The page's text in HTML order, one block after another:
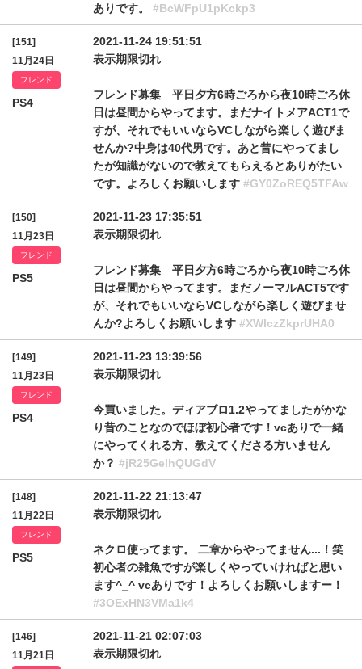
ありです。 #BcWFpU1pKckp3
[151]
11月24日
フレンド
PS4
2021-11-24 19:51:51
表示期限切れ
フレンド募集 平日夕方6時ごろから夜10時ごろ休
日は昼間からやってます。まだナイトメアACT1で
すが、それでもいいならVCしながら楽しく遊びま
せんか?中身は40代男です。あと昔にやってまし
たが知識がないので教えてもらえるとありがたい
です。よろしくお願いします #GY0ZoREQ5TFAw
[150]
11月23日
フレンド
PS5
2021-11-23 17:35:51
表示期限切れ
フレンド募集 平日夕方6時ごろから夜10時ごろ休
日は昼間からやってます。まだノーマルACT5です
が、それでもいいならVCしながら楽しく遊びませ
んか?よろしくお願いします #XWlczZkprUHA0
[149]
11月23日
フレンド
PS4
2021-11-23 13:39:56
表示期限切れ
今買いました。ディアブロ1.2やってましたがかな
り昔のことなのでほぼ初心者です！vcありで一緒
にやってくれる方、教えてくださる方いません
か？ #jR25GelhQUGdV
[148]
11月22日
フレンド
PS5
2021-11-22 21:13:47
表示期限切れ
ネクロ使ってます。 二章からやってません...！笑
初心者の雑魚ですが楽しくやっていければと思い
ます^_^ vcありです！よろしくお願いしますー！
#3OExHN3VMa1k4
[146]
11月21日
2021-11-21 02:07:03
表示期限切れ